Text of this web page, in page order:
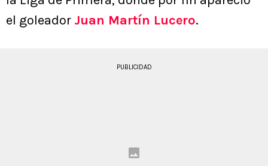
el goleador Juan Martín Lucero.
PUBLICIDAD